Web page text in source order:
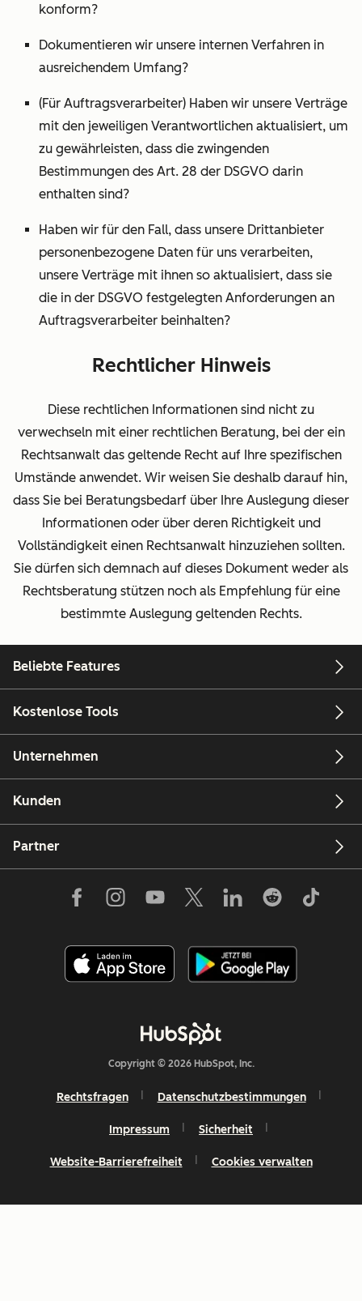
konform?
Dokumentieren wir unsere internen Verfahren in
ausreichendem Umfang?
(Für Auftragsverarbeiter) Haben wir unsere Verträge
mit den jeweiligen Verantwortlichen aktualisiert, um
zu gewährleisten, dass die zwingenden
Bestimmungen des Art. 28 der DSGVO darin
enthalten sind?
Haben wir für den Fall, dass unsere Drittanbieter
personenbezogene Daten für uns verarbeiten,
unsere Verträge mit ihnen so aktualisiert, dass sie
die in der DSGVO festgelegten Anforderungen an
Auftragsverarbeiter beinhalten?
Rechtlicher Hinweis
Diese rechtlichen Informationen sind nicht zu
verwechseln mit einer rechtlichen Beratung, bei der ein
Rechtsanwalt das geltende Recht auf Ihre spezifischen
Umstände anwendet. Wir weisen Sie deshalb darauf hin,
dass Sie bei Beratungsbedarf über Ihre Auslegung dieser
Informationen oder über deren Richtigkeit und
Vollständigkeit einen Rechtsanwalt hinzuziehen sollten.
Sie dürfen sich demnach auf dieses Dokument weder als
Rechtsberatung stützen noch als Empfehlung für eine
bestimmte Auslegung geltenden Rechts.
Beliebte Features
Kostenlose Tools
Unternehmen
Kunden
Partner
Copyright © 2026 HubSpot, Inc.
Rechtsfragen Datenschutzbestimmungen
Impressum Sicherheit
Website-Barrierefreiheit Cookies verwalten